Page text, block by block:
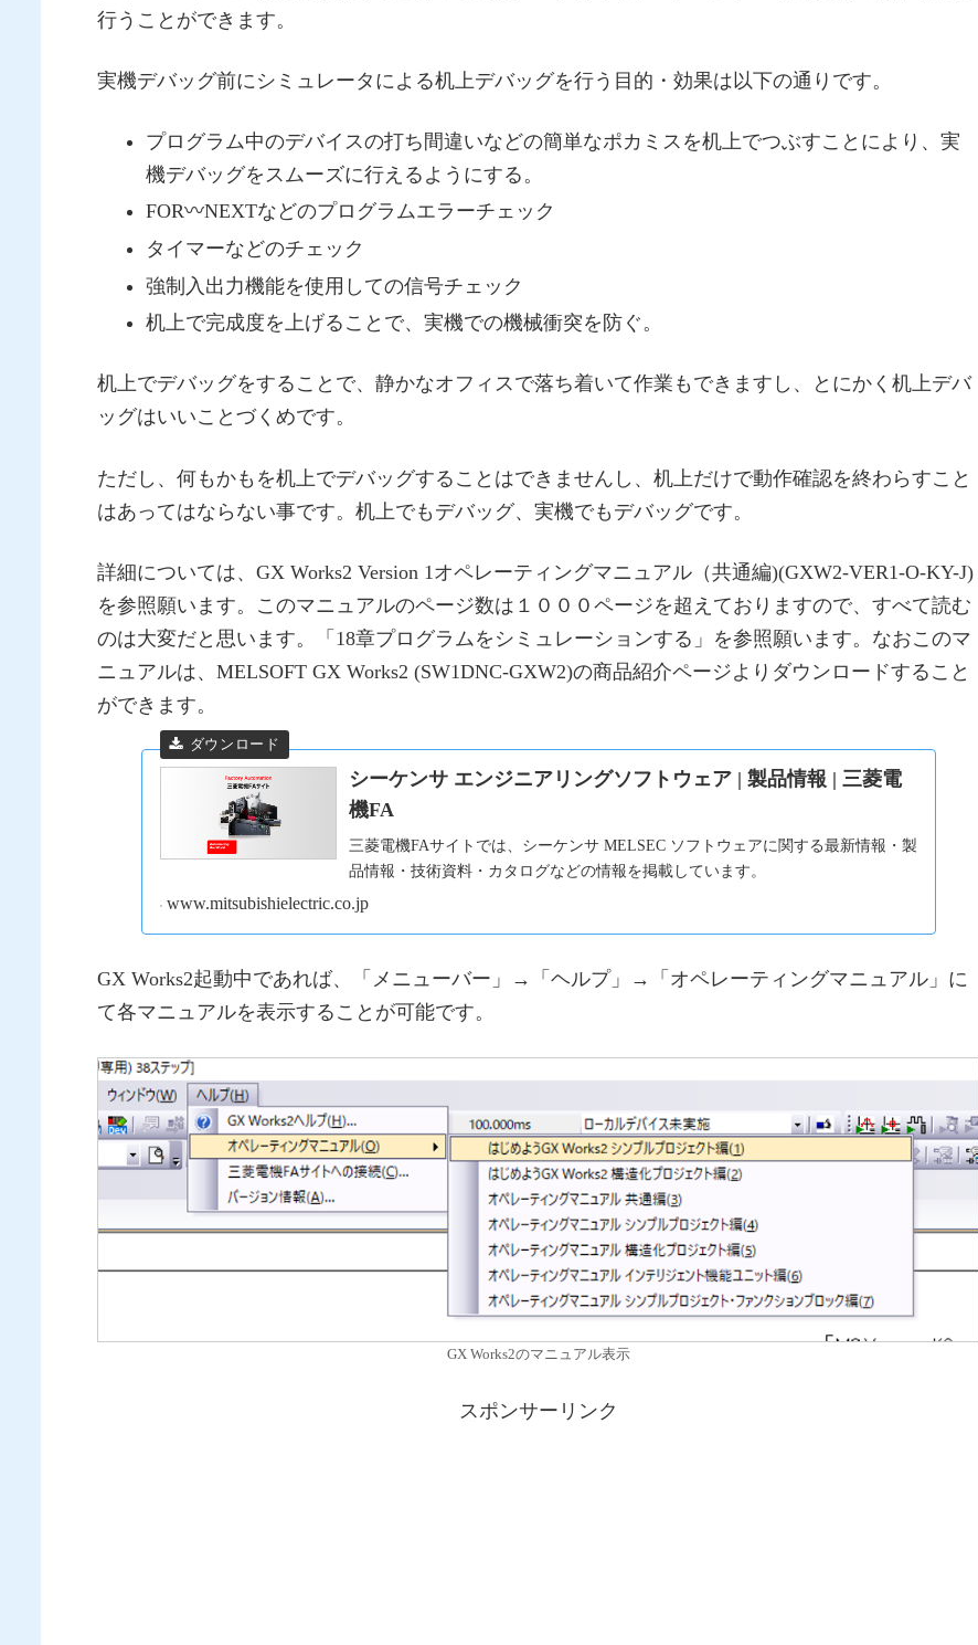
行うことができます。
実機デバッグ前にシミュレータによる机上デバッグを行う目的・効果は以下の通りです。
プログラム中のデバイスの打ち間違いなどの簡単なポカミスを机上でつぶすことにより、実
機デバッグをスムーズに行えるようにする。
FOR〰NEXTなどのプログラムエラーチェック
タイマーなどのチェック
強制入出力機能を使用しての信号チェック
机上で完成度を上げることで、実機での機械衝突を防ぐ。
机上でデバッグをすることで、静かなオフィスで落ち着いて作業もできますし、とにかく机上デバ
ッグはいいことづくめです。
ただし、何もかもを机上でデバッグすることはできませんし、机上だけで動作確認を終わらすこと
はあってはならない事です。机上でもデバッグ、実機でもデバッグです。
詳細については、GX Works2 Version 1オペレーティングマニュアル（共通編)(GXW2-VER1-O-KY-J)
を参照願います。このマニュアルのページ数は１０００ページを超えておりますので、すべて読む
のは大変だと思います。「18章プログラムをシミュレーションする」を参照願います。なおこのマ
ニュアルは、MELSOFT GX Works2 (SW1DNC-GXW2)の商品紹介ページよりダウンロードすること
ができます。
シーケンサ エンジニアリングソフトウェア | 製品情報 | 三菱電
機FA
三菱電機FAサイトでは、シーケンサ MELSEC ソフトウェアに関する最新情報・製
品情報・技術資料・カタログなどの情報を掲載しています。
www.mitsubishielectric.co.jp
GX Works2起動中であれば、「メニューバー」→「ヘルプ」→「オペレーティングマニュアル」に
て各マニュアルを表示することが可能です。
GX Works2のマニュアル表示
スポンサーリンク